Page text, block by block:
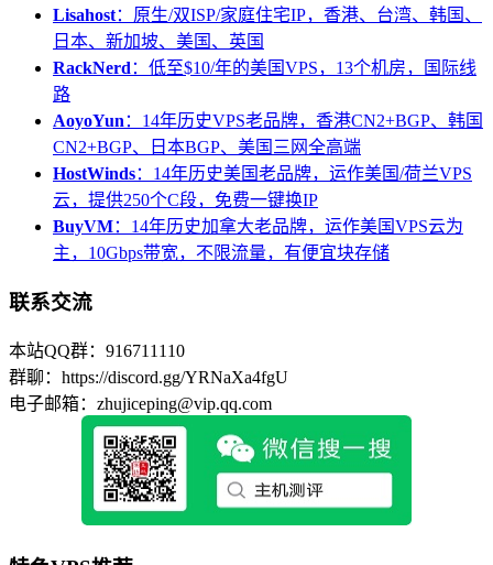
Lisahost：原生/双ISP/家庭住宅IP，香港、台湾、韩国、
日本、新加坡、美国、英国
RackNerd ：低至$10/年的美国VPS，13个机房，国际线
路
AoyoYun ：14年历史VPS老品牌，香港CN2+BGP、韩国
CN2+BGP、日本BGP、美国三网全高端
HostWinds：14年历史美国老品牌，运作美国/荷兰VPS
云，提供250个C段，免费一键换IP
BuyVM：14年历史加拿大老品牌，运作美国VPS云为
主，10Gbps带宽，不限流量，有便宜块存储
联系交流
本站QQ群：916711110
群聊：https://discord.gg/YRNaXa4fgU
电子邮箱：zhujiceping@vip.qq.com